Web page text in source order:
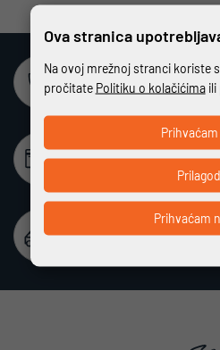
Sigurna online kupovina
Potpuno zaštićeno i sigurno
Beskamatno plaćanje
Različiti način plaćanja na rate
Ova stranica
Na ovoj mrežnoj stranci koriste
pročitate Politiku o kolačićimaili
Prihvaćam